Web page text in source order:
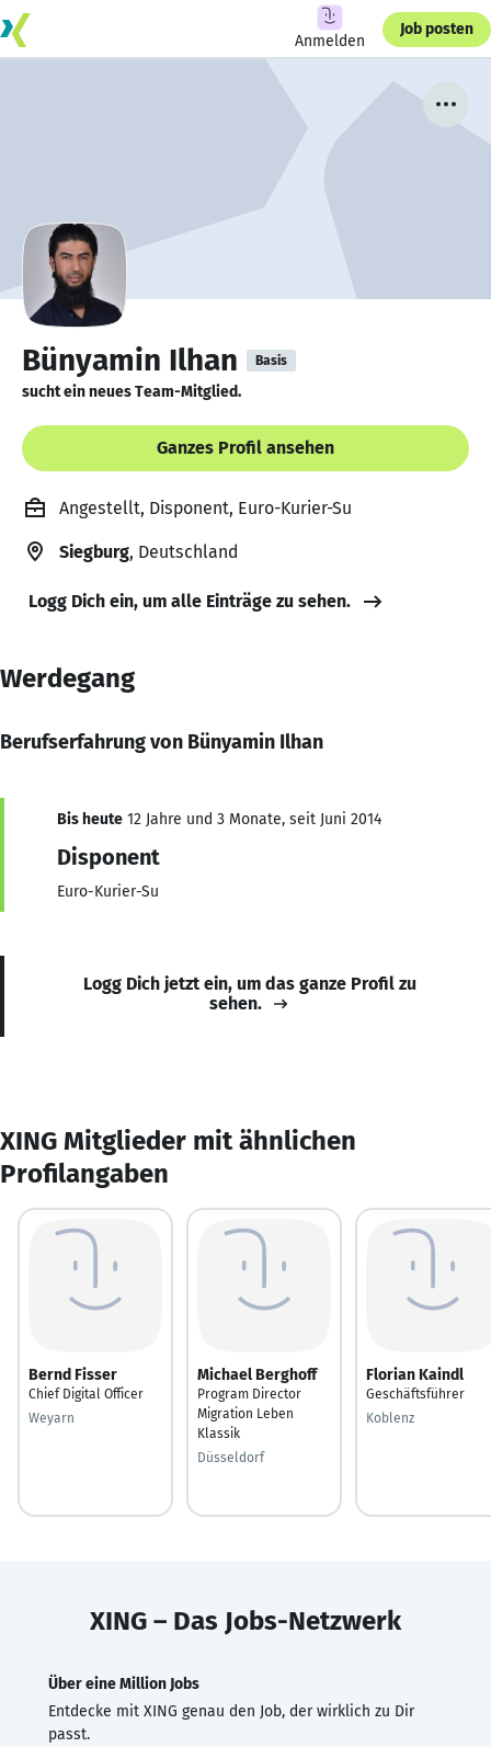
Anmelden
Job posten
Bünyamin Ilhan Basis
sucht ein neues Team-Mitglied.
Ganzes Profil ansehen
Angestellt, Disponent, Euro-Kurier-Su
Siegburg, Deutschland
Logg Dich ein, um alle Einträge zu sehen.
Werdegang
Berufserfahrung von Bünyamin Ilhan
Bis heute 12 Jahre und 3 Monate, seit Juni 2014
Disponent
Euro-Kurier-Su
Logg Dich jetzt ein, um das ganze Profil zu
sehen.
XING Mitglieder mit ähnlichen
Profilangaben
Bernd Fisser
Chief Digital Officer
Weyarn
Michael Berghoff
Program Director
Migration Leben
Klassik
Düsseldorf
Florian Kaindl
Geschäftsführer
Koblenz
XING – Das Jobs-Netzwerk
Über eine Million Jobs
Entdecke mit XING genau den Job, der wirklich zu Dir
passt.